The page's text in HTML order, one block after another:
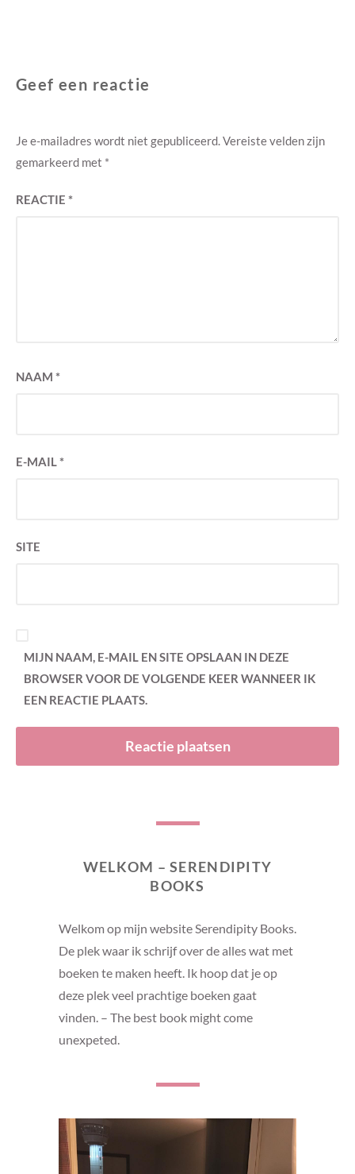
Geef een reactie
Je e-mailadres wordt niet gepubliceerd.Vereiste velden zijn
gemarkeerd met *
REACTIE *
NAAM *
E-MAIL*
SITE
MIJN NAAM, E-MAIL EN SITE OPSLAAN IN DEZE
BROWSER VOOR DE VOLGENDE KEER WANNEER IK
EEN REACTIE PLAATS.
WELKOM – SERENDIPITY
BOOKS
Welkom op mijn website Serendipity Books.
De plek waar ik schrijf over de alles wat met
boeken te maken heeft. Ik hoop dat je op
deze plek veel prachtige boeken gaat
vinden. – The best book might come
unexpeted.